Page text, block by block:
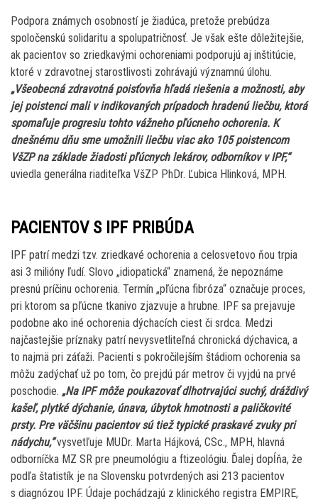
Podpora známych osobností je žiadúca, pretože prebúdza
spoločenskú solidaritu a spolupatričnosť. Je však ešte dôležitejšie,
ak pacientov so zriedkavými ochoreniami podporujú aj inštitúcie,
ktoré v zdravotnej starostlivosti zohrávajú významnú úlohu.
„Všeobecná zdravotná poisťovňa hľadá riešenia a možnosti, aby
jej poistenci mali v indikovaných prípadoch hradenú liečbu, ktorá
spomaľuje progresiu tohto vážneho pľúcneho ochorenia. K
dnešnému dňu sme umožnili liečbu viac ako 105 poistencom
VšZP na základe žiadosti pľúcnych lekárov, odborníkov v IPF,“
uviedla generálna riaditeľka VšZP PhDr. Ľubica Hlinková, MPH.
PACIENTOV S IPF PRIBÚDA
IPF patrí medzi tzv. zriedkavé ochorenia a celosvetovo ňou trpia
asi 3 milióny ľudí. Slovo „idiopatická“ znamená, že nepoznáme
presnú príčinu ochorenia. Termín „pľúcna fibróza“ označuje proces,
pri ktorom sa pľúcne tkanivo zjazvuje a hrubne. IPF sa prejavuje
podobne ako iné ochorenia dýchacích ciest či srdca. Medzi
najčastejšie príznaky patrí nevysvetliteľná chronická dýchavica, a
to najmä pri záťaži. Pacienti s pokročilejším štádiom ochorenia sa
môžu zadýchať už po tom, čo prejdú pár metrov či vyjdú na prvé
poschodie. „Na IPF môže poukazovať dlhotrvajúci suchý, dráždivý
kašeľ, plytké dýchanie, únava, úbytok hmotnosti a paličkovité
prsty. Pre väčšinu pacientov sú tiež typické praskavé zvuky pri
nádychu,“vysvetľuje MUDr. Marta Hájková, CSc., MPH, hlavná
odborníčka MZ SR pre pneumológiu a ftizeológiu. Ďalej dopĺňa, že
podľa štatistík je na Slovensku potvrdených asi 213 pacientov
s diagnózou IPF. Údaje pochádzajú z klinického registra EMPIRE,